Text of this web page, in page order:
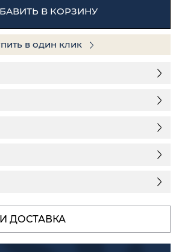
В КОРЗИНУ
в один клик
ДОСТАВКА